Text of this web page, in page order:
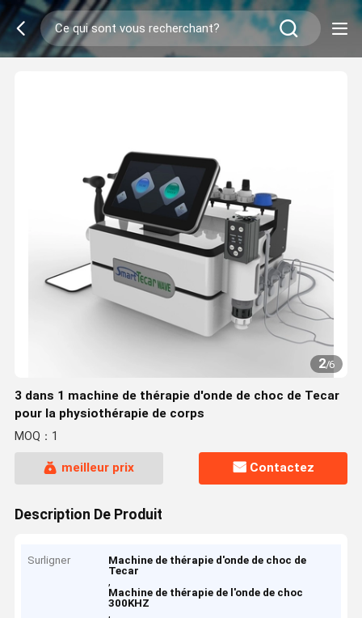
2/6
3 dans 1 machine de thérapie d'onde de choc de Tecar
pour la physiothérapie de corps
MOQ：1
meilleur prix Contactez
Description De Produit
Surligner
Machine de thérapie d'onde de choc de
Tecar
,
Machine de thérapie de l'onde de choc
300KHZ
,